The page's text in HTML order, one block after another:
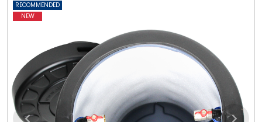
RECOMMENDED
NEW